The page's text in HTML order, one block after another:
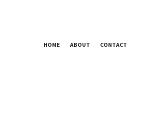
HOME ABOUT CONTACT